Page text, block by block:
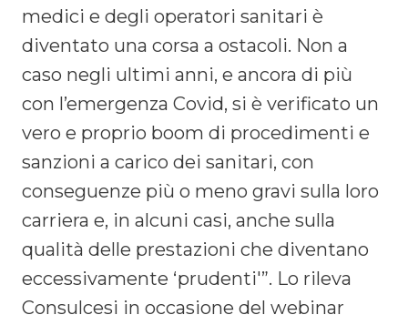
medici e degli operatori sanitari è
diventato una corsa a ostacoli. Non a
caso negli ultimi anni, e ancora di più
con l’emergenza Covid, si è verificato un
vero e proprio boom di procedimenti e
sanzioni a carico dei sanitari, con
conseguenze più o meno gravi sulla loro
carriera e, in alcuni casi, anche sulla
qualità delle prestazioni che diventano
eccessivamente ‘prudenti'”. Lo rileva
Consulcesi in occasione del webinar